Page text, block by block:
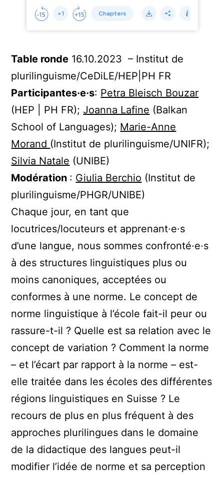
Table ronde 16.10.2023 – Institut de
plurilinguisme/CeDiLE/HEP|PH FR
Participantes·e·s: Petra Bleisch Bouzar
(HEP | PH FR); Joanna Lafine (Balkan
School of Languages); Marie-Anne
Morand (Institut de plurilinguisme/UNIFR);
Silvia Natale (UNIBE)
Modération : Giulia Berchio (Institut de
plurilinguisme/PHGR/UNIBE)
Chaque jour, en tant que
locutrices/locuteurs et apprenant·e·s
d’une langue, nous sommes confronté·e·s
à des structures linguistiques plus ou
moins canoniques, acceptées ou
conformes à une norme. Le concept de
norme linguistique à l’école fait-il peur ou
rassure-t-il ? Quelle est sa relation avec le
concept de variation ? Comment la norme
– et l’écart par rapport à la norme – est-
elle traitée dans les écoles des différentes
régions linguistiques en Suisse ? Le
recours de plus en plus fréquent à des
approches plurilingues dans le domaine
de la didactique des langues peut-il
modifier l’idée de norme et sa perception